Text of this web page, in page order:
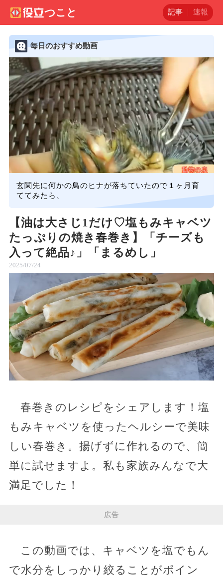
記事 速報
毎日のおすすめ動画
玄関先に何かの鳥のヒナが落ちていたので１ヶ月育
ててみたら、
【油は大さじ1だけ♡塩もみキャベツ
たっぷりの焼き春巻き】「チーズも
入って絶品♪」「まるめし」
2025/07/24
春巻きのレシピをシェアします！塩
もみキャベツを使ったヘルシーで美味
しい春巻き。揚げずに作れるので、簡
単に試せますよ。私も家族みんなで大
満足でした！
広告
この動画では、キャベツを塩でもん
で水分をしっかり絞ることがポイン